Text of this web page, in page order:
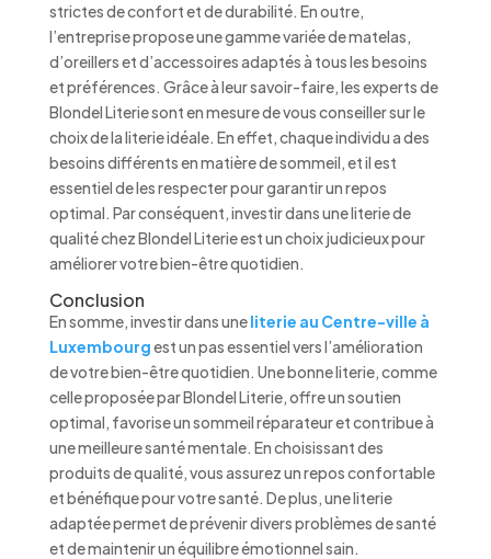
strictes de confort et de durabilité. En outre,
l’entreprise propose une gamme variée de matelas,
d’oreillers et d’accessoires adaptés à tous les besoins
et préférences. Grâce à leur savoir-faire, les experts de
Blondel Literie sont en mesure de vous conseiller sur le
choix de la literie idéale. En effet, chaque individu a des
besoins différents en matière de sommeil, et il est
essentiel de les respecter pour garantir un repos
optimal. Par conséquent, investir dans une literie de
qualité chez Blondel Literie est un choix judicieux pour
améliorer votre bien-être quotidien.
Conclusion
En somme, investir dans uneliterie au Centre-ville à
Luxembourgest un pas essentiel vers l’amélioration
de votre bien-être quotidien. Une bonne literie, comme
celle proposée par Blondel Literie, offre un soutien
optimal, favorise un sommeil réparateur et contribue à
une meilleure santé mentale. En choisissant des
produits de qualité, vous assurez un repos confortable
et bénéfique pour votre santé. De plus, une literie
adaptée permet de prévenir divers problèmes de santé
et de maintenir un équilibre émotionnel sain.